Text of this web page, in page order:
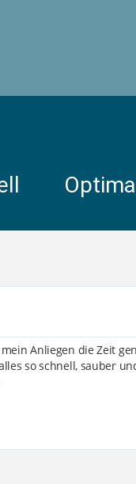
Anliegen die Zeit
so schnell, sauber